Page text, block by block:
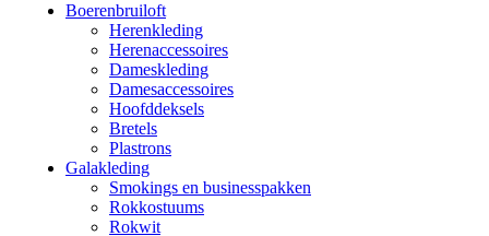
Boerenbruiloft
Herenkleding
Herenaccessoires
Dameskleding
Damesaccessoires
Hoofddeksels
Bretels
Plastrons
Galakleding
Smokings en businesspakken
Rokkostuums
Rokwit